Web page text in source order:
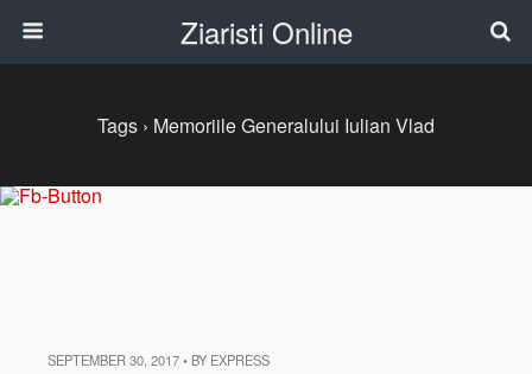
Ziaristi Online
Tags › Memoriile Generalului Iulian Vlad
SEPTEMBER 30, 2017 • BY EXPRESS